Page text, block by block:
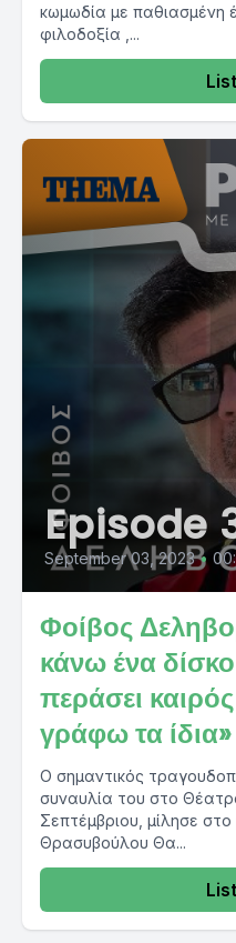
κωμωδία με παθιασμένη
φιλοδοξία ,...
Episode
September 03, 2023 •
Φοίβος
κάνω ένα
περάσει
γράφω τα ίδια»
Ο σημαντικός
συναυλία του στο
Σεπτέμβριου, μίλησε
Θρασυβούλου Θα...